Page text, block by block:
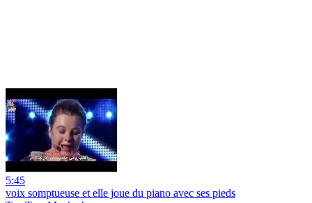
5:45
voix somptueuse et elle joue du piano avec ses pieds